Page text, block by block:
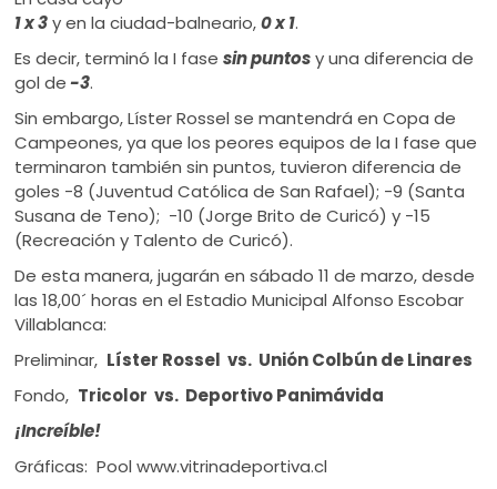
1 x 3y en la ciudad-balneario,0 x 1.
Es decir, terminó la I fasesin puntos y una diferencia de
gol de-3.
Sin embargo, Líster Rossel se mantendrá en Copa de
Campeones, ya que los peores equipos de la I fase que
terminaron también sin puntos, tuvieron diferencia de
goles -8 (Juventud Católica de San Rafael); -9 (Santa
Susana de Teno); -10 (Jorge Brito de Curicó) y -15
(Recreación y Talento de Curicó).
De esta manera, jugarán en sábado 11 de marzo, desde
las 18,00´ horas en el Estadio Municipal Alfonso Escobar
Villablanca:
Preliminar, Líster Rossel vs. Unión Colbún de Linares
Fondo, Tricolor vs. Deportivo Panimávida
¡Increíble!
Gráficas: Pool www.vitrinadeportiva.cl